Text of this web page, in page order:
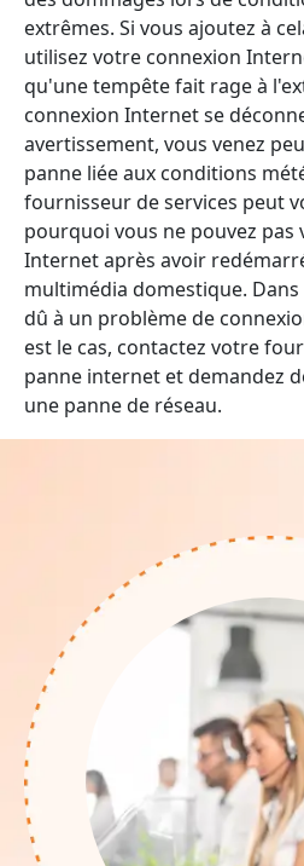
extrêmes. Si vous ajoutez à
utilisez votre connexion
qu'une tempête fait rage à
connexion Internet se
avertissement, vous venez
panne liée aux conditions
fournisseur de services peut
pourquoi vous ne pouvez pas
Internet après avoir
multimédia domestique. Dans
dû à un problème de
est le cas, contactez votre
panne internet et demandez
une panne de réseau.